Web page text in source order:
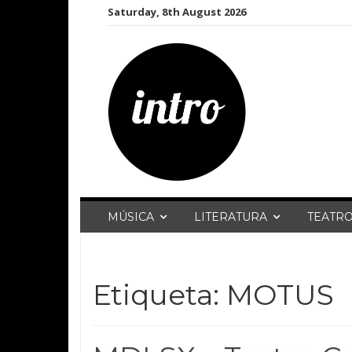
Saturday, 8th August 2026
MÚSICA LITERATURA TEATRO
Etiqueta: MOTUS